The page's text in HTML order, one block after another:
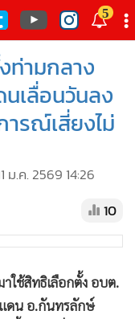
5
ท่ามกลาง
เลื่อนวันลง
ารณ์เสี่ยงไม่
ม.ค. 2569 14:26
10
ใช้สิทธิเลือกตั้ง อบต.
ดน อ.กันทรลักษ์